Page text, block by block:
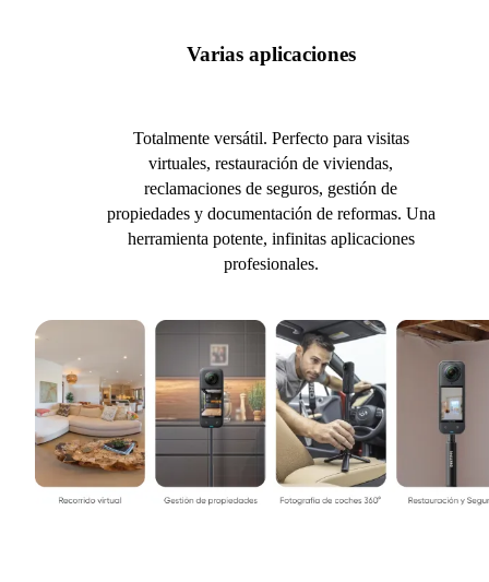
Varias aplicaciones
Totalmente versátil. Perfecto para visitas
virtuales, restauración de viviendas,
reclamaciones de seguros, gestión de
propiedades y documentación de reformas. Una
herramienta potente, infinitas aplicaciones
profesionales.